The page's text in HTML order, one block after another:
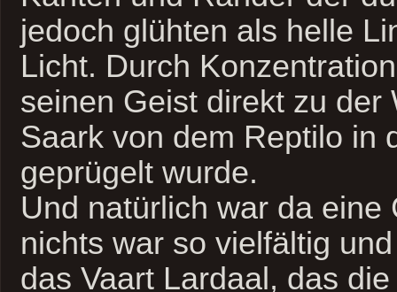
jedoch glühten als helle
Licht. Durch
seinen Geist direkt zu der
Saark von dem Reptilo in
geprügelt wurde.
Und natürlich war da eine
nichts war so vielfältig
das Vaart Lardaal, das